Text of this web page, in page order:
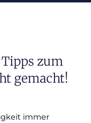
zum
gemacht!
immer